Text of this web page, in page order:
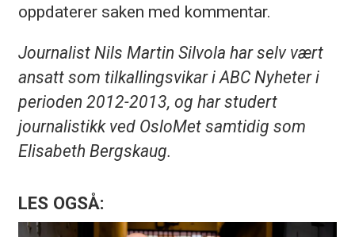
oppdaterer saken med kommentar.
Journalist Nils Martin Silvola har selv vært
ansatt som tilkallingsvikar i ABC Nyheter i
perioden 2012-2013, og har studert
journalistikk ved OsloMet samtidig som
Elisabeth Bergskaug.
LES OGSÅ: